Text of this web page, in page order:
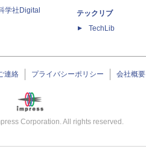
学社Digital
テックリブ
TechLib
連絡 プライバシーポリシー 会社概要
Corporation. All rights reserved.